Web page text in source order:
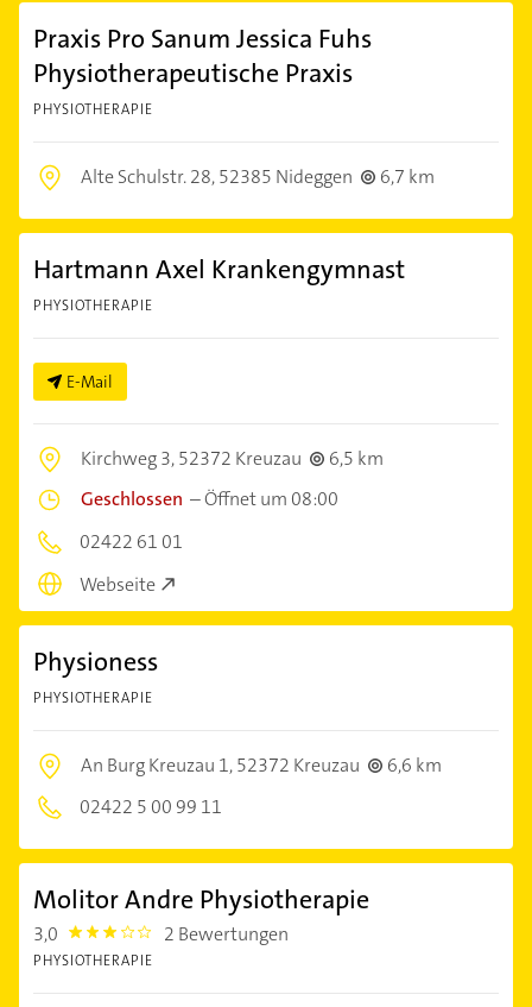
Praxis Pro Sanum Jessica Fuhs
Physiotherapeutische Praxis
PHYSIOTHERAPIE
Alte Schulstr. 28,52385 Nideggen 6,7 km
Hartmann Axel Krankengymnast
PHYSIOTHERAPIE
E-Mail
Kirchweg 3,52372 Kreuzau
6,5 km
Geschlossen –Öffnet um 08:00
02422 61 01
Webseite
Physioness
PHYSIOTHERAPIE
An Burg Kreuzau 1,52372 Kreuzau
6,6 km
02422 5 00 99 11
Molitor Andre Physiotherapie
3,0 3.0 2 Bewertungen
PHYSIOTHERAPIE